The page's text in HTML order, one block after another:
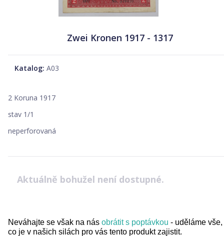
Zwei Kronen 1917 - 1317
Katalog: A03
2 Koruna 1917
stav 1/1
neperforovaná
Aktuálně bohužel není dostupné.
Neváhajte se však na nás obrátit s poptávkou - uděláme vše,
co je v našich silách pro vás tento produkt zajistit.